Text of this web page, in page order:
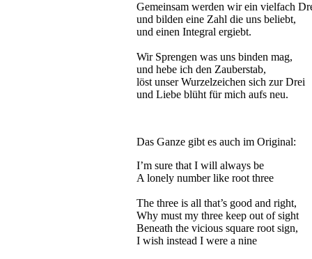
Gemeinsam werden wir ein vielfach
und bilden eine Zahl die uns beliebt,
und einen Integral ergiebt.
Wir Sprengen was uns binden mag,
und hebe ich den Zauberstab,
löst unser Wurzelzeichen sich zur Drei
und Liebe blüht für mich aufs neu.
Das Ganze gibt es auch im Original:
I’m sure that I will always be
A lonely number like root three
The three is all that’s good and right,
Why must my three keep out of sight
Beneath the vicious square root sign,
I wish instead I were a nine